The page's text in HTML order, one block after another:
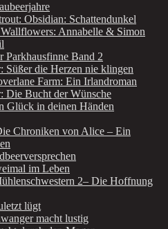
Obsidian: Schattendunkel
Annabelle & Simon
Parkhausfinne Band 2
Süßer die Herzen nie klingen
Farm: Ein Irlandroman
Die Bucht der Wünsche
Glück in deinen Händen
Chroniken von Alice – Ein
im Leben
2– Die Hoffnung
lügt
macht lustig